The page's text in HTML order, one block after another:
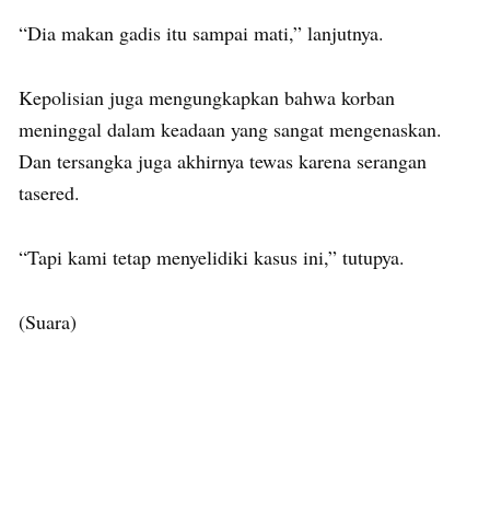
“Dia makan gadis itu sampai mati,” lanjutnya.
Kepolisian juga mengungkapkan bahwa korban
meninggal dalam keadaan yang sangat mengenaskan.
Dan tersangka juga akhirnya tewas karena serangan
tasered.
“Tapi kami tetap menyelidiki kasus ini,” tutupya.
(Suara)